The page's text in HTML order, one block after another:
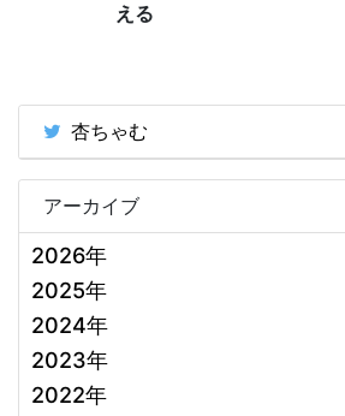
える
杏ちゃむ
アーカイブ
2026年
2025年
2024年
2023年
2022年